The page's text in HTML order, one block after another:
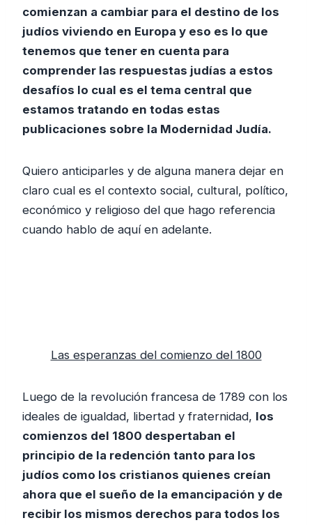
comienzan a cambiar para el destino de los
judíos viviendo en Europa y eso es lo que
tenemos que tener en cuenta para
comprender las respuestas judías a estos
desafíos lo cual es el tema central que
estamos tratando en todas estas
publicaciones sobre la Modernidad Judía.
Quiero anticiparles y de alguna manera dejar en
claro cual es el contexto social, cultural, político,
económico y religioso del que hago referencia
cuando hablo de aquí en adelante.
Las esperanzas del comienzo del 1800
Luego de la revolución francesa de 1789 con los
ideales de igualdad, libertad y fraternidad, los
comienzos del 1800 despertaban el
principio de la redención tanto para los
judíos como los cristianos quienes creían
ahora que el sueño de la emancipación y de
recibir los mismos derechos para todos los